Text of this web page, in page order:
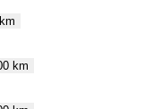
km